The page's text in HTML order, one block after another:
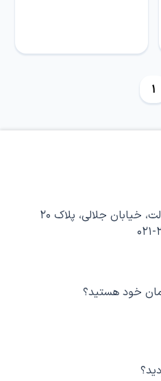
1
خیابان جلالی، پلاک ۲۰
خود هستید؟